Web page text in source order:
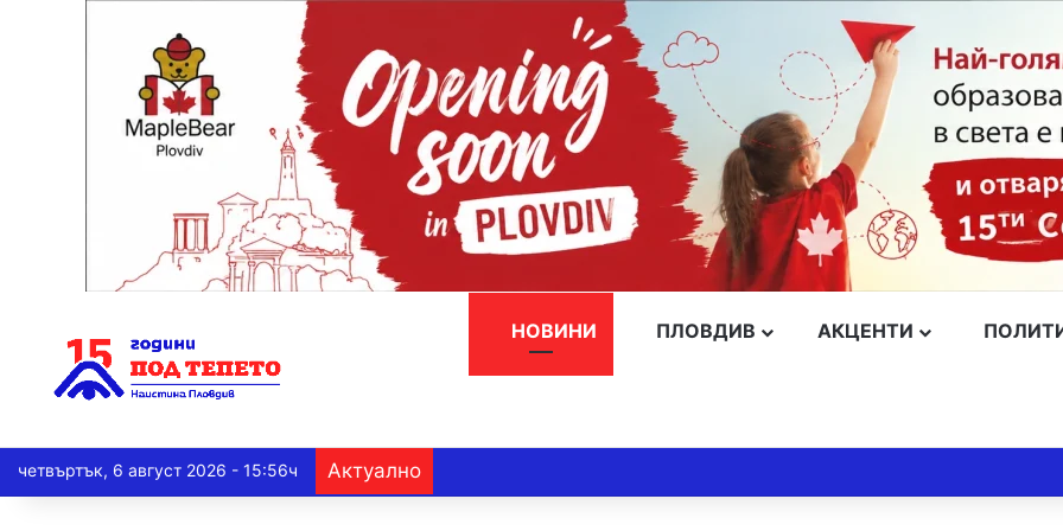
НОВИНИ ПЛОВДИВ АКЦЕНТИ
четвъртък, 6 август 2026 - 15:56ч Актуално